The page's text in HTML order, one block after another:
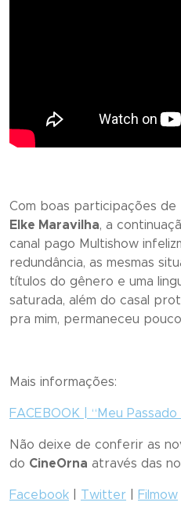
Com boas participações de
Elke Maravilha, a
canal pago Multishow
redundância, as mesmas
títulos do gênero e uma
saturada, além do casal
pra mim, permaneceu
Mais informações:
FACEBOOK | “ Meu
Não deixe de conferir as
do CineOrna através das
Facebook Twitter Filmow